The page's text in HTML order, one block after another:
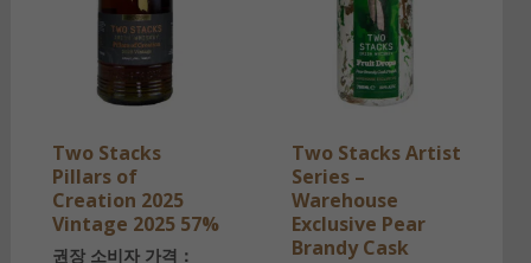
Two Stacks
Pillars of
Creation 2025
Vintage 2025 57%
권장 소비자 가격：
Two Stacks Artist
Series –
Warehouse
Exclusive Pear
Brandy Cask